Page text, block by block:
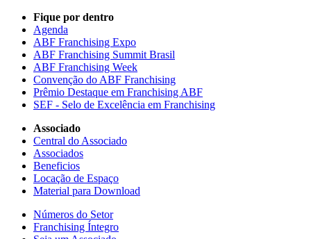
Fique por dentro
Agenda
ABF Franchising Expo
ABF Franchising Summit Brasil
ABF Franchising Week
Convenção do ABF Franchising
Prêmio Destaque em Franchising ABF
SEF - Selo de Excelência em Franchising
Associado
Central do Associado
Associados
Beneficios
Locação de Espaço
Material para Download
Números do Setor
Franchising Íntegro